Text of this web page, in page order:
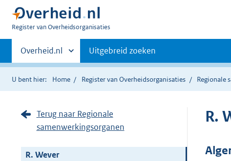
U
Register van Overheidsorganisaties
Primaire
navigatie
Andere
sites
binnen
Overheid.nl Uitgebreid zoeken
U bent hier: Home Register van Overheidsorganisaties Regionale
Terug naar Regionale
samenwerkingsorganen
R. Wever
R.